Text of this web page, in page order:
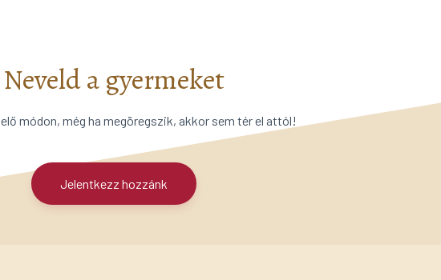
Neveld a gyermeket
módon, még ha megöregszik, akkor sem tér el attól!
Jelentkezz hozzánk